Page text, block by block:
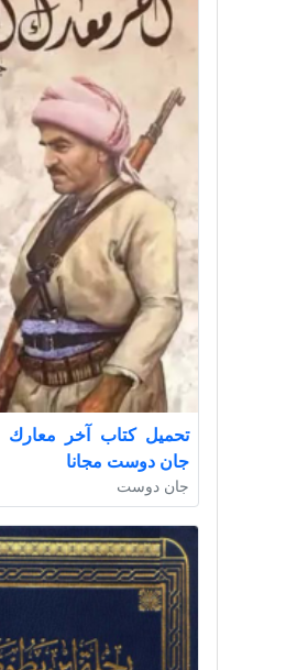
جان دوست مجانا
جان دوست